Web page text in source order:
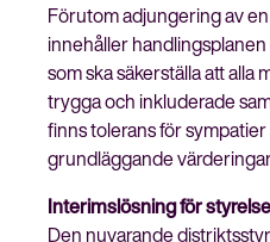
Förutom adjungering av
innehåller
som ska säkerställa att alla
trygga och inkluderade
finns tolerans för
grundläggande
Interimslösning för
Den nuvarande